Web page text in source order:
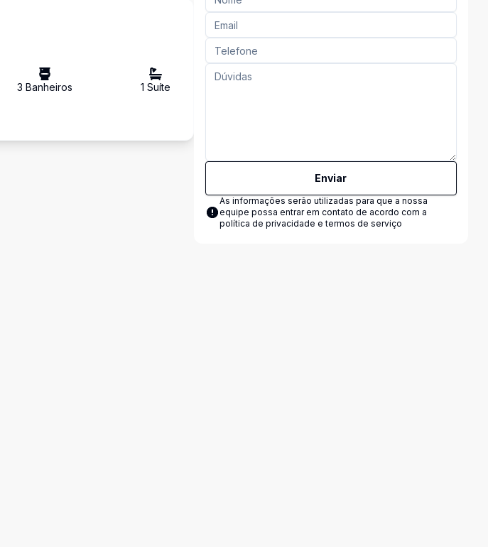
3 Banheiros 1 Suíte
Enviar
As informações serão utilizadas para que a nossa
equipe possa entrar em contato de acordo com a
política de privacidade e termos de serviço